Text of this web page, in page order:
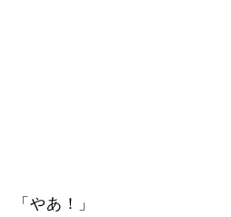
「やあ！」